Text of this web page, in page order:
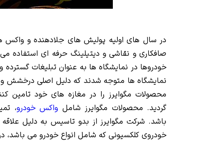
در سال های اولیه پولیش های جلادهنده و واکس
صافکاری و نقاشی و دیتیلینگ حرفه ای استفاده
نمایشگاه ها متوجه شدند که دلیل اصلی درخشش و
گردید. محصولات مگوایرز شامل واکس خودرو،
خودروی کلکسیونی که شامل انواع خودرو می